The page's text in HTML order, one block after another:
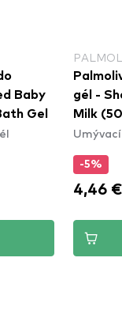
Baby
Gel
gél -
Milk
-5%
4,46 €